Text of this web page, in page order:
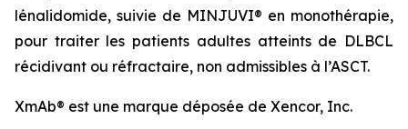
lénalidomide, suivie de MINJUVI® en monothérapie,
pour traiter les patients adultes atteints de DLBCL
récidivant ou réfractaire, non admissibles à l’ASCT.
XmAb® est une marque déposée de Xencor, Inc.